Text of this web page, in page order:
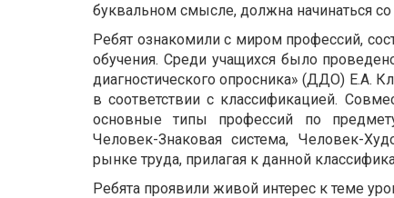
буквальном смысле, должна начинаться
Ребят ознакомили с миром профессий,
обучения. Среди учащихся было
диагностического опросника» (ДДО) Е.А.
в соответствии с классификацией.
основные типы профессий по
Человек-Знаковая система, Человек-
рынке труда, прилагая к данной
Ребята проявили живой интерес к теме